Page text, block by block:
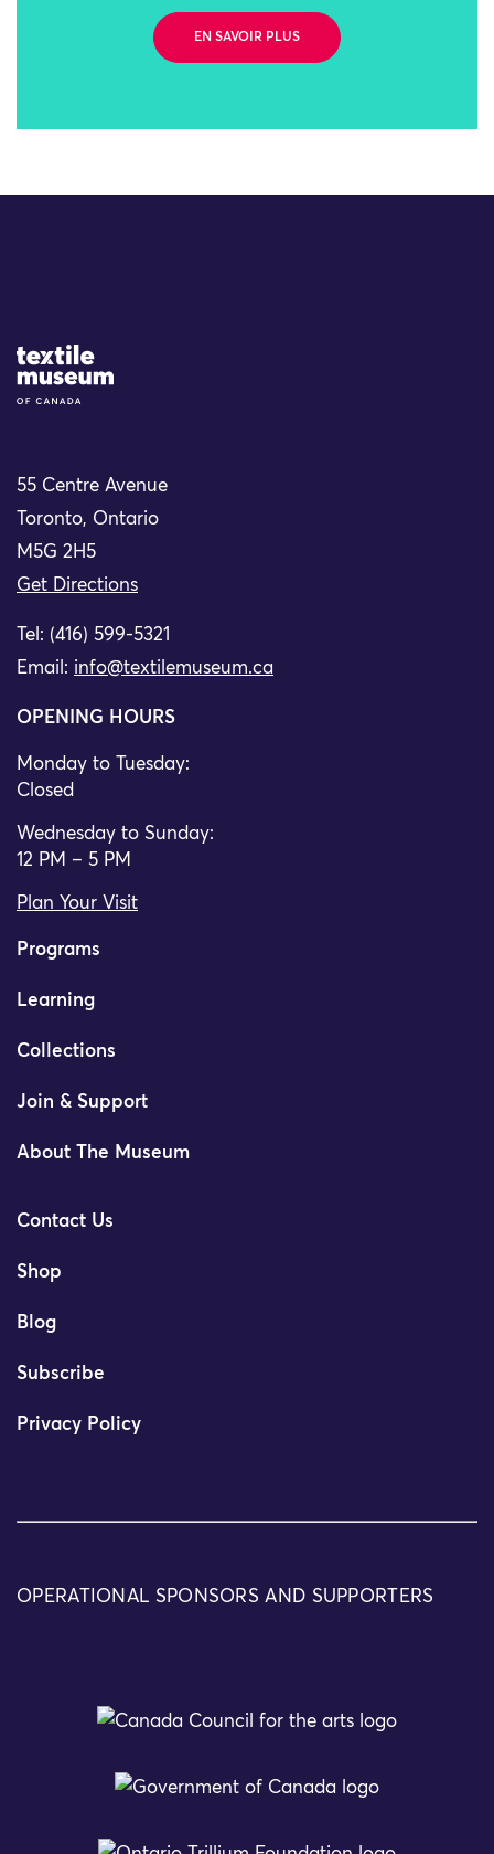
EN SAVOIR PLUS
Site Logo
55 Centre Avenue
Toronto, Ontario
M5G 2H5
Get Directions
Tel: (416) 599-5321
Email: info@textilemuseum.ca
OPENING HOURS
Monday to Tuesday:
Closed
Wednesday to Sunday:
12 PM – 5 PM
Plan Your Visit
Programs
Learning
Collections
Join & Support
About The Museum
Contact Us
Shop
Blog
Subscribe
Privacy Policy
OPERATIONAL SPONSORS AND SUPPORTERS